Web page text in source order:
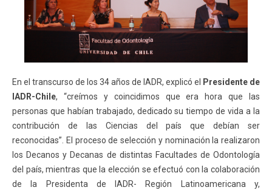
En el transcurso de los 34 años de IADR, explicó el
Presidente de
IADR-Chile, “creímos y coincidimos que era hora que las
personas que habían trabajado, dedicado su tiempo de vida a la
contribución de las Ciencias del país que debían ser
reconocidas”. El proceso de selección y nominación la realizaron
los Decanos y Decanas de distintas Facultades de Odontología
del país, mientras que la elección se efectuó con la colaboración
de la Presidenta de IADR- Región Latinoamericana y,